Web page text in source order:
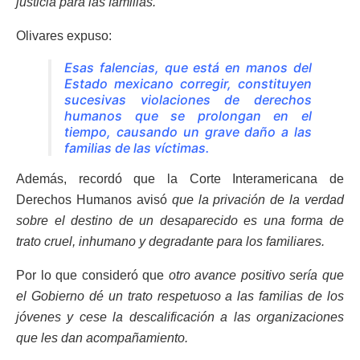
Olivares expuso:
Esas falencias, que está en manos del
Estado mexicano corregir, constituyen
sucesivas violaciones de derechos
humanos que se prolongan en el
tiempo, causando un grave daño a las
familias de las víctimas.
Además, recordó que la Corte Interamericana de
Derechos Humanos avisó que la privación de la verdad
sobre el destino de un desaparecido es una forma de
trato cruel, inhumano y degradante para los familiares.
Por lo que consideró que otro avance positivo sería que
el Gobierno dé un trato respetuoso a las familias de los
jóvenes y cese la descalificación a las organizaciones
que les dan acompañamiento.